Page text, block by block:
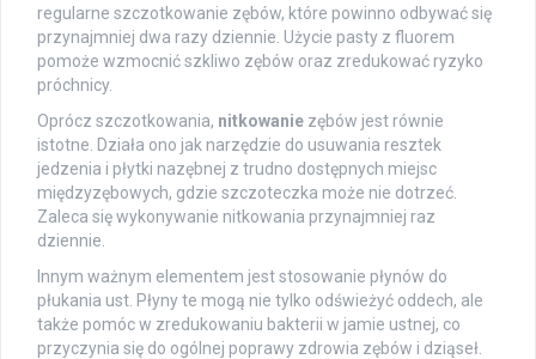
regularne szczotkowanie zębów, które powinno odbywać się
przynajmniej dwa razy dziennie. Użycie pasty z fluorem
pomoże wzmocnić szkliwo zębów oraz zredukować ryzyko
próchnicy.
Oprócz szczotkowania, nitkowanie zębów jest równie
istotne. Działa ono jak narzędzie do usuwania resztek
jedzenia i płytki nazębnej z trudno dostępnych miejsc
międzyzębowych, gdzie szczoteczka może nie dotrzeć.
Zaleca się wykonywanie nitkowania przynajmniej raz
dziennie.
Innym ważnym elementem jest stosowanie płynów do
płukania ust. Płyny te mogą nie tylko odświeżyć oddech, ale
także pomóc w zredukowaniu bakterii w jamie ustnej, co
przyczynia się do ogólnej poprawy zdrowia zębów i dziąseł.